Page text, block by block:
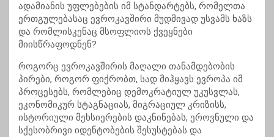
ადამიანის უფლებების იმ სტანდარტებს, რომელთა
ერთგულებასაც ევროკავშირი მუდმივად უსვამს ხაზს
და რომლისკენაც მსოფლიოს ქვეყნები
მიისწრაფოდნენ?
როგორც ევროკავშირის მაღალი თანამდებობის
პირები, როგორ ფიქრობთ, სად მიჰყავს ევროპა იმ
პროცესებს, რომლებიც დემოკრატიულ უკუსვლას,
ეკონომიკურ სტაგნაციას, მიგრაციულ კრიზისს,
ისტორიული მეხსიერების დაკნინებას, ეროვნული და
სქესობრივი იდენტობების შესუსტებას და